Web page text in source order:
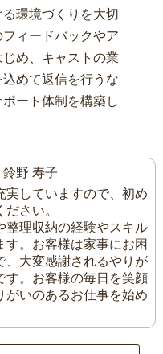
環境づくりを大切
ィードバックやア
め、キャストの業
めて返信を行うな
ート体制を構築し
鈴野 寿子
実していますので、初め
さい。
整理収納の経験やスキル
す。お客様は家事にお困
、大変感謝されるやりが
す。お客様の毎日を笑顔
がいのあるお仕事を始め